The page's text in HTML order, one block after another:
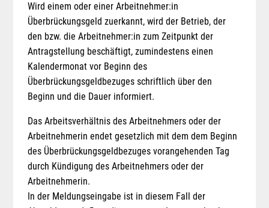
Wird einem oder einer Arbeitnehmer:in
Überbrückungsgeld zuerkannt, wird der Betrieb, der
den bzw. die Arbeitnehmer:in zum Zeitpunkt der
Antragstellung beschäftigt, zumindestens einen
Kalendermonat vor Beginn des
Überbrückungsgeldbezuges schriftlich über den
Beginn und die Dauer informiert.
Das Arbeitsverhältnis des Arbeitnehmers oder der
Arbeitnehmerin endet gesetzlich mit dem dem Beginn
des Überbrückungsgeldbezuges vorangehenden Tag
durch Kündigung des Arbeitnehmers oder der
Arbeitnehmerin.
In der Meldungseingabe ist in diesem Fall der